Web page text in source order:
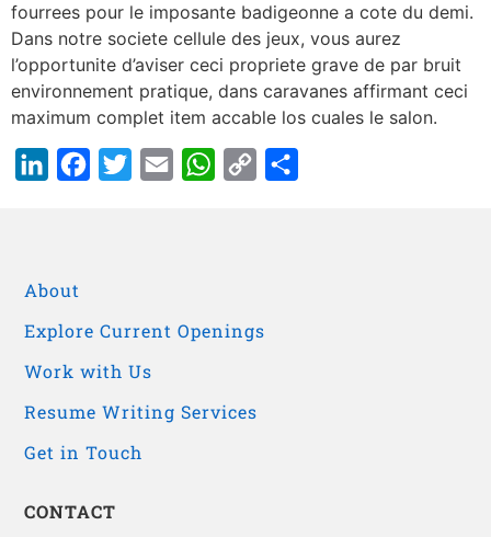
fourrees pour le imposante badigeonne a cote du demi.
Dans notre societe cellule des jeux, vous aurez
l’opportunite d’aviser ceci propriete grave de par bruit
environnement pratique, dans caravanes affirmant ceci
maximum complet item accable los cuales le salon.
LinkedInFacebook
TwitterEmail WhatsApp
Copy
About
Explore Current Openings
Work with Us
Resume Writing Services
Get in Touch
CONTACT